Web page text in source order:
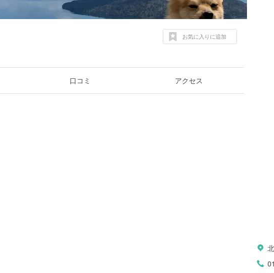
お気に入りに追加
口コミ アクセス